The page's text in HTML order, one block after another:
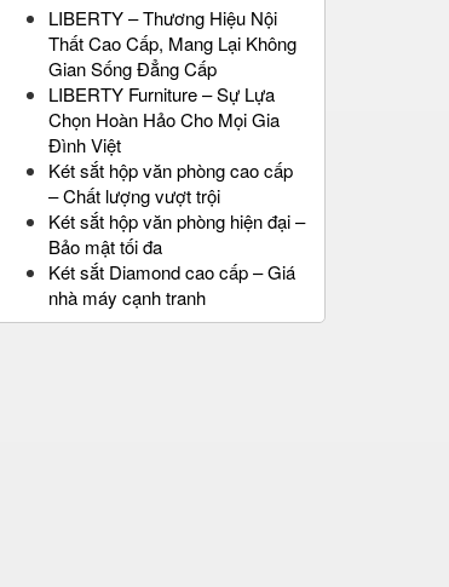
LIBERTY – Thương Hiệu Nội
Thất Cao Cấp, Mang Lại Không
Gian Sống Đẳng Cấp
LIBERTY Furniture – Sự Lựa
Chọn Hoàn Hảo Cho Mọi Gia
Đình Việt
Két sắt hộp văn phòng cao cấp
– Chất lượng vượt trội
Két sắt hộp văn phòng hiện đại –
Bảo mật tối đa
Két sắt Diamond cao cấp – Giá
nhà máy cạnh tranh